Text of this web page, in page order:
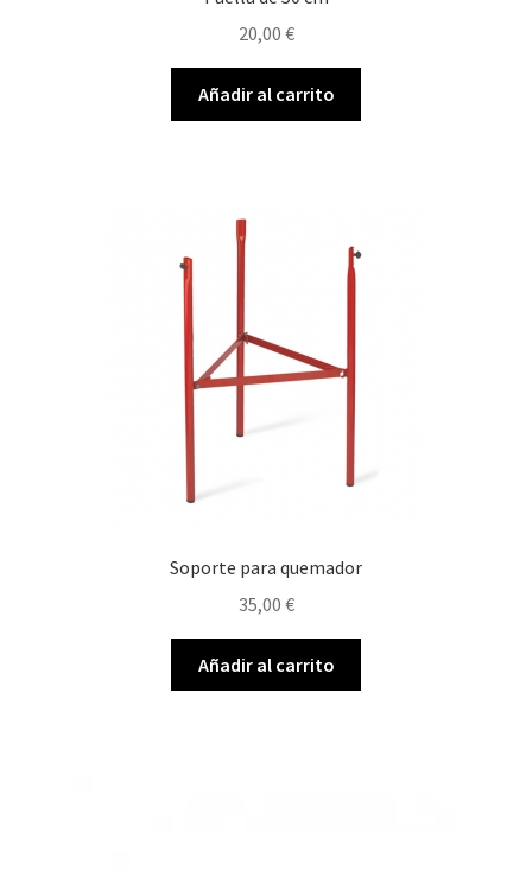
20,00 €
Añadir al carrito
Soporte para quemador
35,00 €
Añadir al carrito